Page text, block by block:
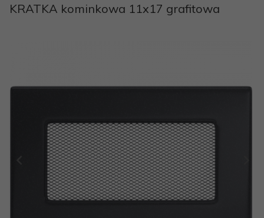
KRATKA kominkowa 11x17 grafitowa